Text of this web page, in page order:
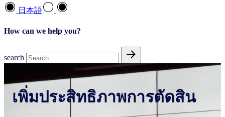
日本語
How can we help you?
search
เพิ่มประสิทธิภาพการตัดสิน